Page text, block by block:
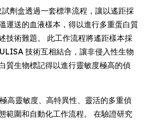
劑盒透過一套標準流程，讓以遙距採
運送的血液樣本，得以進行多重蛋白質
技術難題。 此工作流程將遙距樣本採
技術互相結合，讓非侵入性生物
質生物標記得以進行靈敏度極高的偵
高靈敏度、高特異性、靈活的多重偵
範圍和自動化工作流程。 在驗證研究